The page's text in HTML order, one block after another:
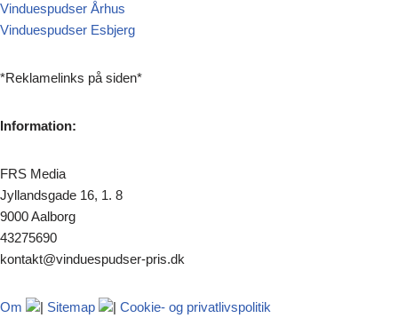
Vinduespudser Århus
Vinduespudser Esbjerg
*Reklamelinks på siden*
Information:
FRS Media
Jyllandsgade 16, 1. 8
9000 Aalborg
43275690
kontakt@vinduespudser-pris.dk
Om | Sitemap | Cookie- og privatlivspolitik